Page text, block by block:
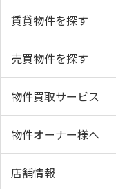
賃貸物件を探す
売買物件を探す
物件買取サービス
物件オーナー様へ
店舗情報